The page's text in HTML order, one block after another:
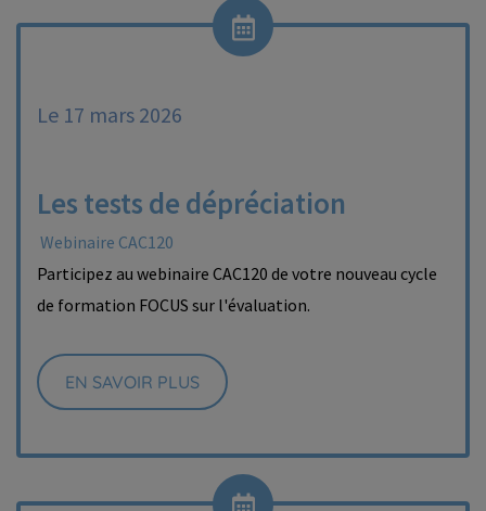
Le 17 mars 2026
Les tests de dépréciation
Webinaire CAC120
Participez au webinaire CAC120 de votre nouveau cycle
de formation FOCUS sur l'évaluation.
EN SAVOIR PLUS